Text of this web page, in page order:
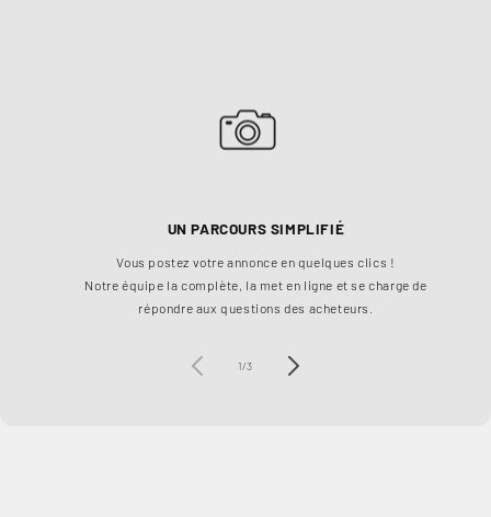
UN PARCOURS SIMPLIFIÉ
Vous postez votre annonce en quelques clics !
Notre équipe la complète, la met en ligne et se charge de
répondre aux questions des acheteurs.
1/de
3